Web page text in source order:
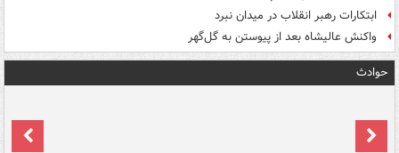
ابتکارات رهبر انقلاب در میدان نبرد
واکنش عالیشاه بعد از پیوستن به گل‌گهر
حوادث